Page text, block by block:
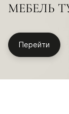
МЕБЕЛЬ
Перейти